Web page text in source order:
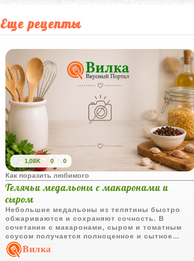
Еще рецепты
1,08K 0 0
Как поразить любимого
Телячьи медальоны с макаронами и
сыром
Небольшие медальоны из телятины быстро
обжариваются и сохраняют сочность. В
сочетании с макаронами, сыром и томатным
соусом получается полноценное и сытное
горячее блюдо.
Вилка